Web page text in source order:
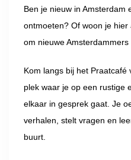
Ben je nieuw in Amsterdam
ontmoeten? Of woon je
om nieuwe
Kom langs bij het Praatcafé
plek waar je op een rustige
elkaar in gesprek gaat. Je
verhalen, stelt vragen en
buurt.